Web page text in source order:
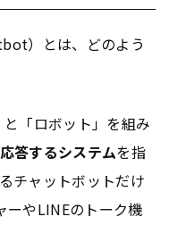
）とは、どのよう
「ロボット」を組み
答するシステムを指
チャットボットだけ
ーやLINEのトーク機